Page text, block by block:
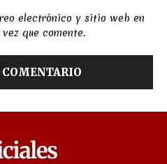
electrónico y sitio web en
que comente.